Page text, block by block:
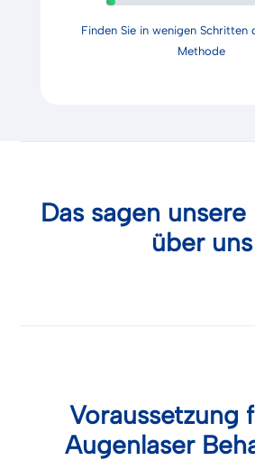
Finden Sie in wenigen Schritten
Methode
Das sagen
über uns
Voraussetzung
Augenlaser